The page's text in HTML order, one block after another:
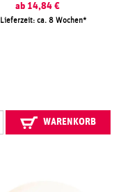
ab 14,84 €
Lieferzeit: ca. 8 Wochen
WARENKORB